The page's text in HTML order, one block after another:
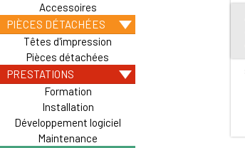
Accessoires
PIÈCES DÉTACHÉES
Têtes d'impression
Pièces détachées
PRESTATIONS
Formation
Installation
Développement logiciel
Maintenance